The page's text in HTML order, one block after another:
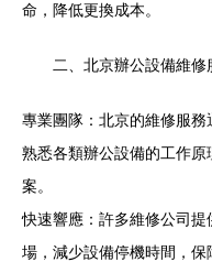
命，降低更換成本。
二、北京辦公設備維修
專業團隊：北京的維修服
熟悉各類辦公設備的工作
案。
快速響應：許多維修公司
場，減少設備停機時間，保